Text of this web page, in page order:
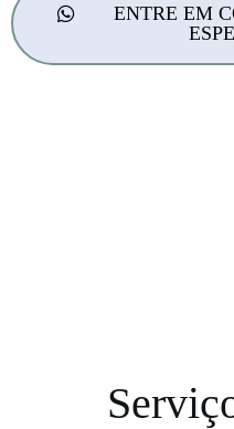
ENTRE EM